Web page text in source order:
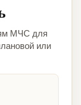
МЧС для
или